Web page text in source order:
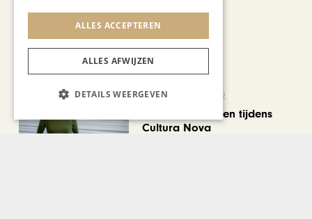
KUNST & CULTUUR
Wereldse beelden tijdens
Cultura Nova
ALLES ACCEPTEREN
ALLES AFWIJZEN
DETAILS WEERGEVEN